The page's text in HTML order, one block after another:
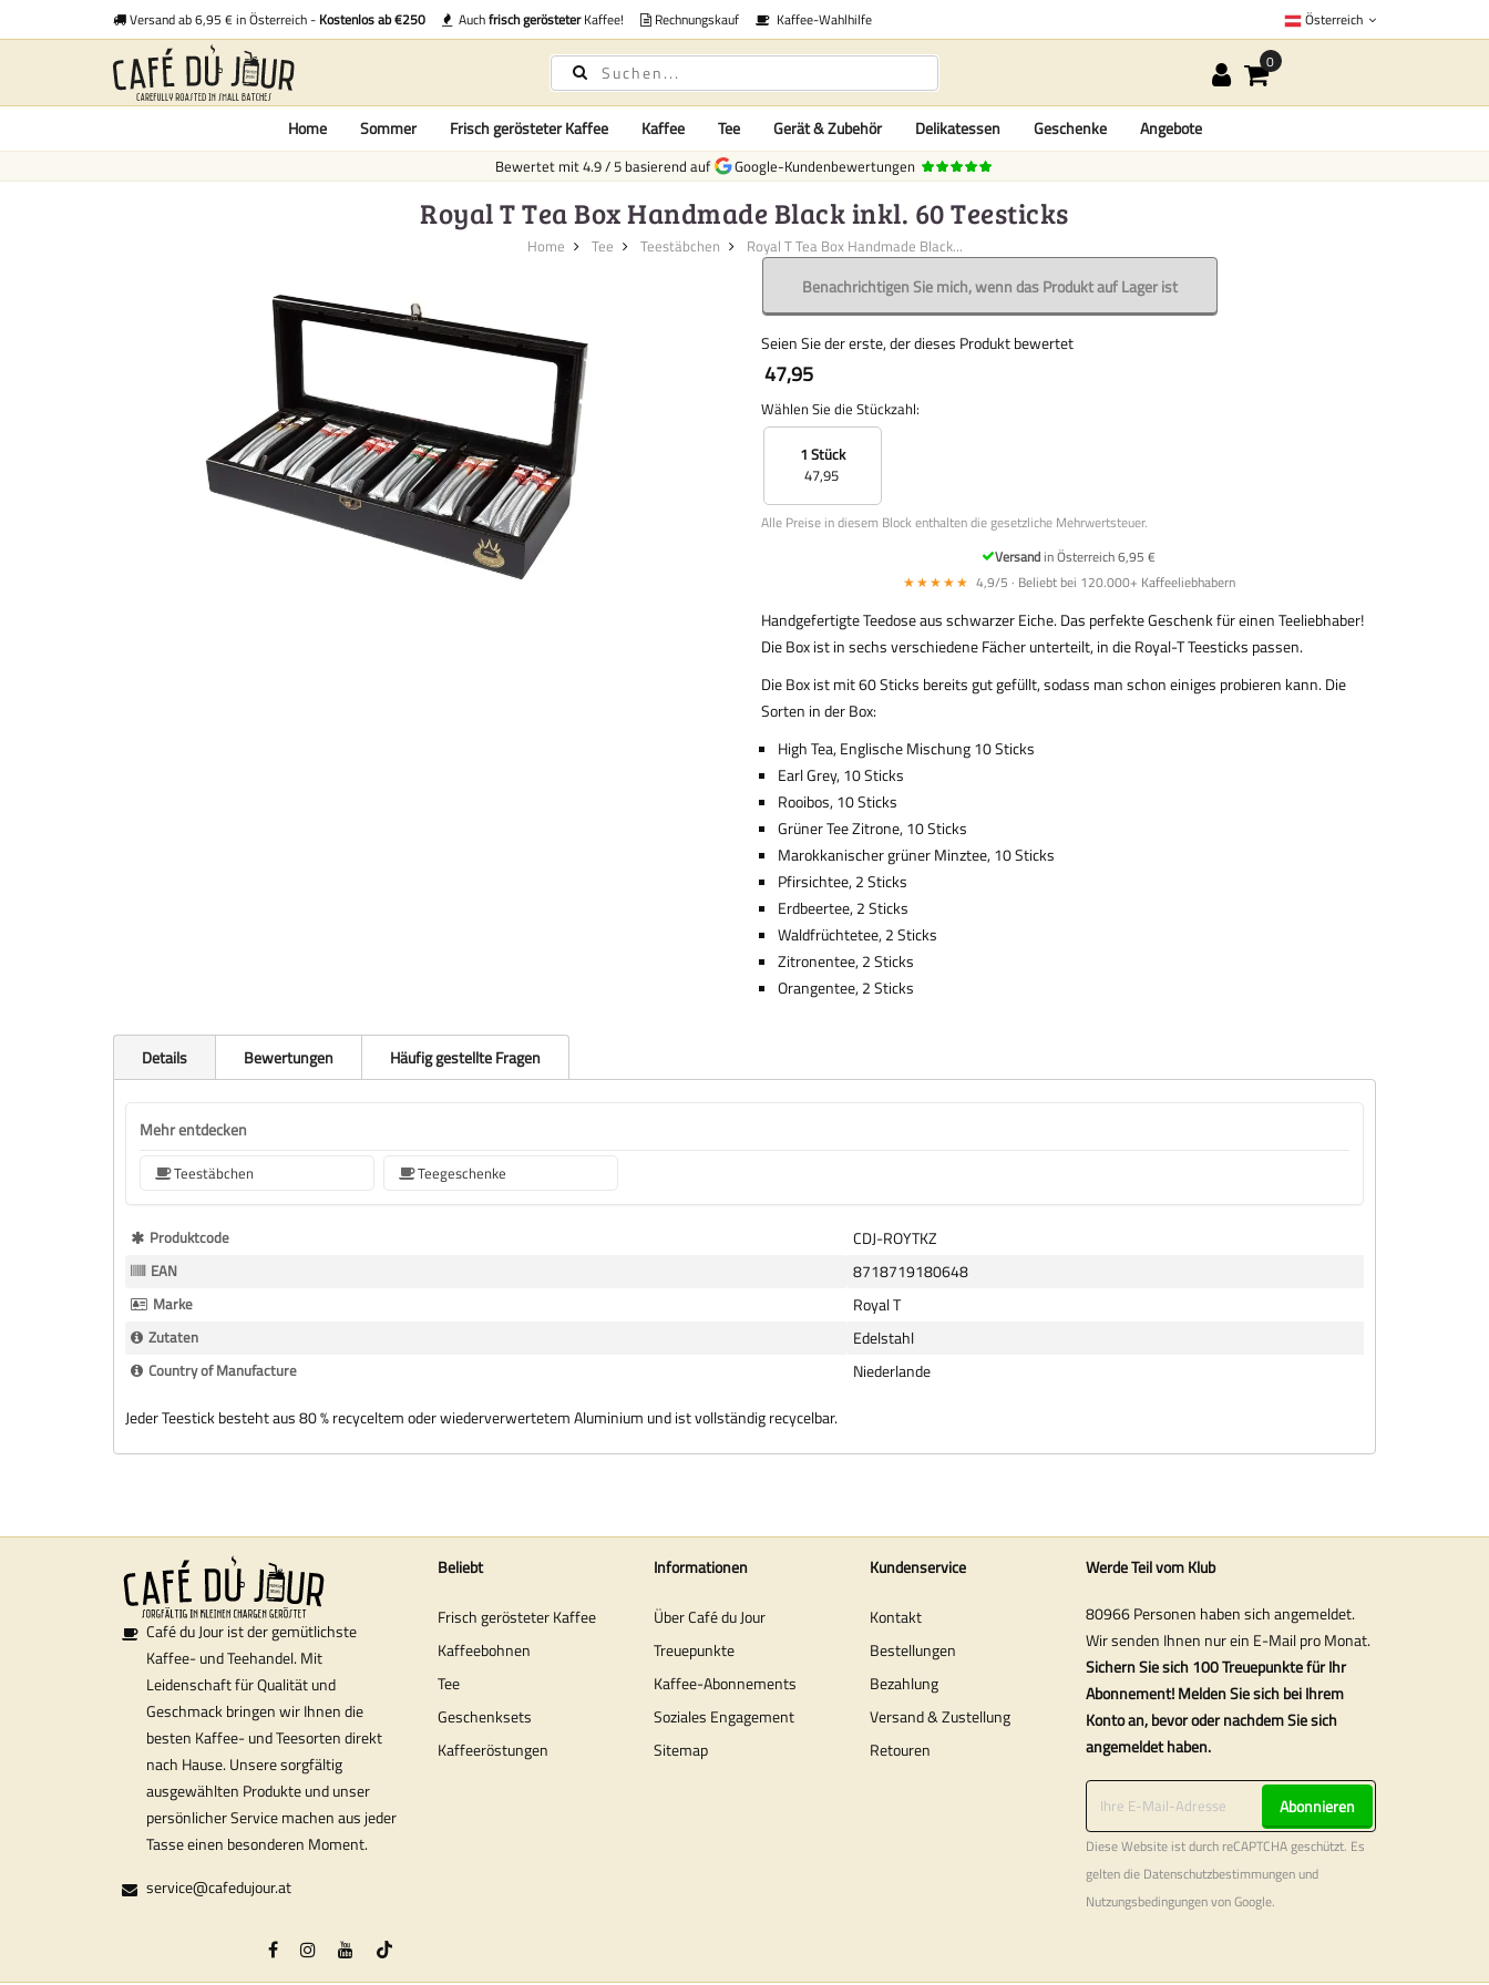
Versand ab 6,95 € in Österreich - Kostenlos ab €250 Auchfrisch gerösteterKaffee! Rechnungskauf Kaffee-Wahlhilfe Österreich
Home Sommer Frisch gerösteter Kaffee Kaffee Tee Gerät & Zubehör Delikatessen Geschenke Angebote
Bewertet mit4.9/5 basierend auf Google-Kundenbewertungen
Royal T Tea Box Handmade Black inkl. 60 Teesticks
Home Tee Teestäbchen Royal T Tea Box Handmade Black...
Benachrichtigen Sie mich, wenn das Produkt auf Lager ist
Seien Sie der erste, der dieses Produkt bewertet
47,95
Wählen Sie die Stückzahl:
1 Stück
47,95
Alle Preise in diesem Block enthalten die gesetzliche Mehrwertsteuer.
Versandin Österreich 6,95 €
★★★★★ 4,9/5 · Beliebt bei 120.000+ Kaffeeliebhabern
Handgefertigte Teedose aus schwarzer Eiche. Das perfekte Geschenk für einen Teeliebhaber!
Die Box ist in sechs verschiedene Fächer unterteilt, in die Royal-T Teesticks passen.
Die Box ist mit 60 Sticks bereits gut gefüllt, sodass man schon einiges probieren kann. Die
Sorten in der Box:
High Tea, Englische Mischung 10 Sticks
Earl Grey, 10 Sticks
Rooibos, 10 Sticks
Grüner Tee Zitrone, 10 Sticks
Marokkanischer grüner Minztee, 10 Sticks
Pfirsichtee, 2 Sticks
Erdbeertee, 2 Sticks
Waldfrüchtetee, 2 Sticks
Zitronentee, 2 Sticks
Orangentee, 2 Sticks
Details Bewertungen Häufig gestellte Fragen
Mehr entdecken
Teestäbchen Teegeschenke
Mehr
Informationen
Produktcode CDJ-ROYTKZ
EAN 8718719180648
Marke Royal T
Zutaten Edelstahl
Country of Manufacture
Niederlande
Jeder Teestick besteht aus 80 % recyceltem oder wiederverwertetem Aluminium und ist vollständig recycelbar.
Café du Jour ist der gemütlichste
Kaffee- und Teehandel. Mit
Leidenschaft für Qualität und
Geschmack bringen wir Ihnen die
besten Kaffee- und Teesorten direkt
nach Hause. Unsere sorgfältig
ausgewählten Produkte und unser
persönlicher Service machen aus jeder
Tasse einen besonderen Moment.
service@cafedujour.at
Beliebt
Frisch gerösteter Kaffee
Kaffeebohnen
Tee
Geschenksets
Kaffeeröstungen
Informationen
Über Café du Jour
Treuepunkte
Kaffee-Abonnements
Soziales Engagement
Sitemap
Kundenservice
Kontakt
Bestellungen
Bezahlung
Versand & Zustellung
Retouren
Werde Teil vom Klub
80966 Personen haben sich angemeldet.
Wir senden Ihnen nur ein E-Mail pro Monat.
Sichern Sie sich 100 Treuepunkte für Ihr
Abonnement! Melden Sie sich bei Ihrem
Konto an, bevor oder nachdem Sie sich
angemeldet haben.
Abonnieren
Diese Website ist durch reCAPTCHA geschützt. Es
gelten die Datenschutzbestimmungenund
Nutzungsbedingungenvon Google.